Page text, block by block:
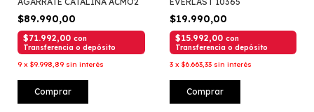
$89.990,00
$71.992,00 con
Transferencia o depósito
9 x $9.998,89 sin interés
Comprar
$19.990,00
$15.992,00 con
Transferencia o depósito
3 x $6.663,33 sin interés
Comprar